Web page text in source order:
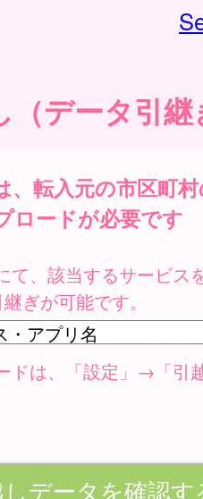
（データ引継
、転入元の市区町
ロードが必要です
て、該当するサービス
ぎが可能です。
ドは、「設定」→「引